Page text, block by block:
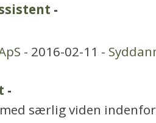
-
- 2016-02-11 -
-
særlig viden